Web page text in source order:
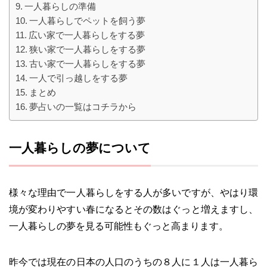
一人暮らしの準備
一人暮らしでペットを飼う夢
広い家で一人暮らしをする夢
狭い家で一人暮らしをする夢
古い家で一人暮らしをする夢
一人で引っ越しをする夢
まとめ
夢占いの一覧はコチラから
一人暮らしの夢について
様々な理由で一人暮らしをする人が多いですが、やはり環
境が変わりやすい春になるとその数はぐっと増えますし、
一人暮らしの夢を見る可能性もぐっと高まります。
昨今では現在の日本の人口のうちの８人に１人は一人暮ら